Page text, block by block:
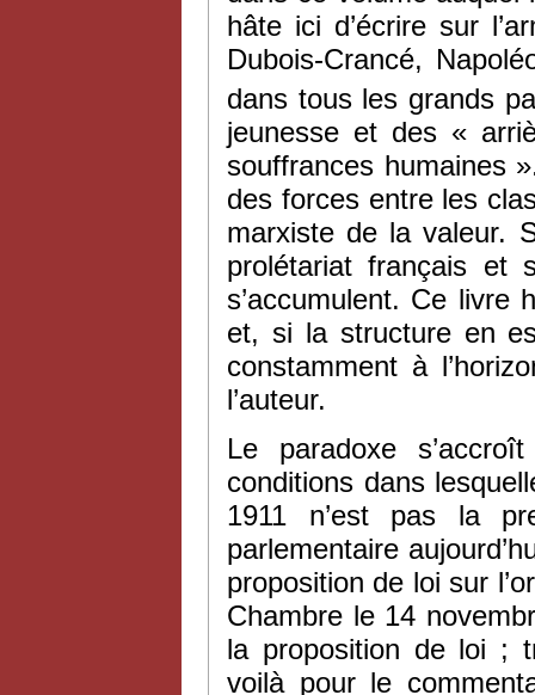
hâte ici d’écrire sur
Dubois-Crancé,
dans tous les grands
jeunesse et des «
souffrances humaines
des forces entre les
marxiste de la valeur.
prolétariat français et
s’accumulent. Ce livre
et, si la structure en
constamment à
l’auteur.
Le paradoxe
conditions dans
1911 n’est pas la
parlementaire
proposition de loi sur
Chambre le 14
la proposition de loi ;
voilà pour le